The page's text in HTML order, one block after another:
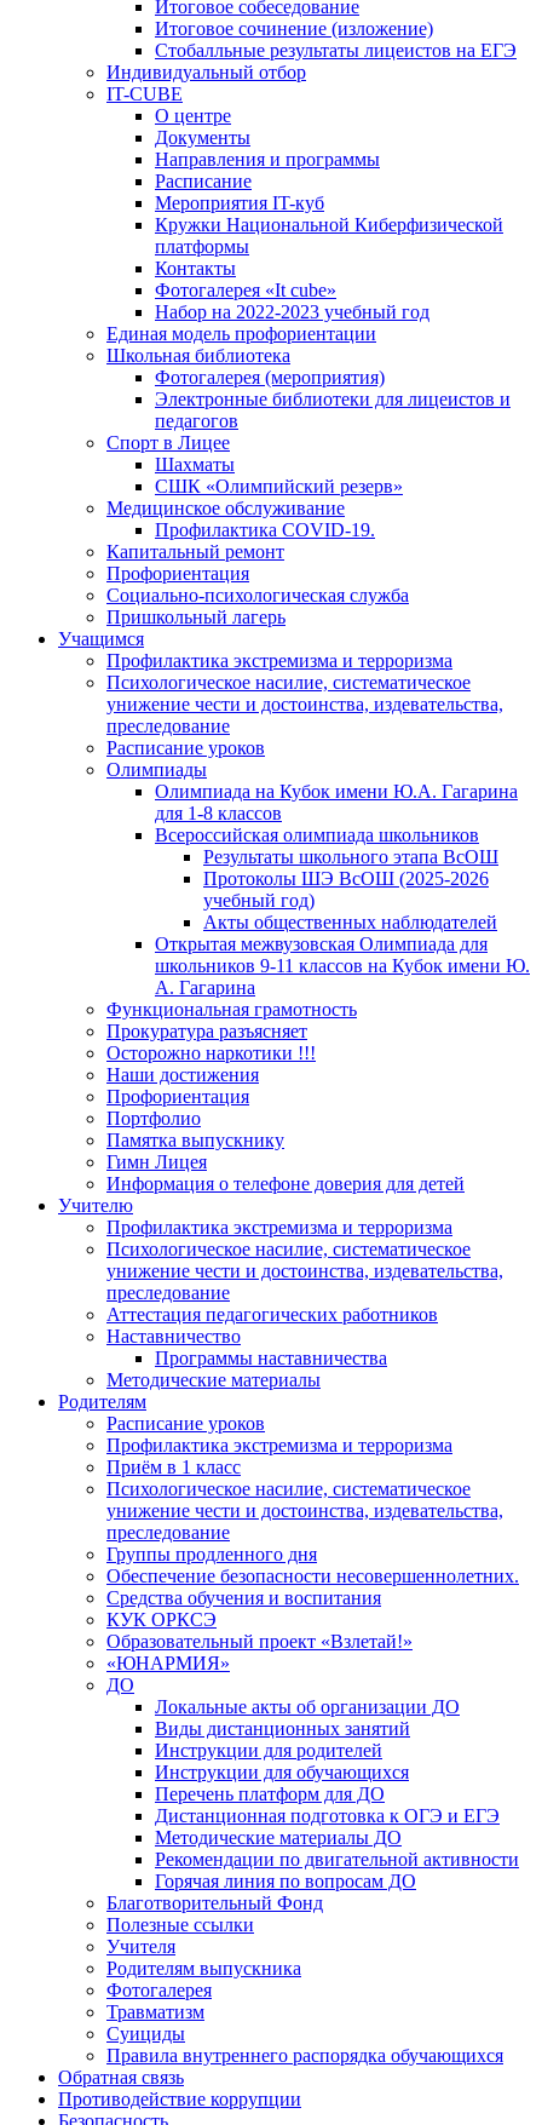
Итоговое собеседование
Итоговое сочинение (изложение)
Стобалльные результаты лицеистов на ЕГЭ
Индивидуальный отбор
IT-CUBE
О центре
Документы
Направления и программы
Расписание
Мероприятия IT-куб
Кружки Национальной Киберфизической
платформы
Контакты
Фотогалерея «It cube»
Набор на 2022-2023 учебный год
Единая модель профориентации
Школьная библиотека
Фотогалерея (мероприятия)
Электронные библиотеки для лицеистов и
педагогов
Спорт в Лицее
Шахматы
СШК «Олимпийский резерв»
Медицинское обслуживание
Профилактика COVID-19.
Капитальный ремонт
Профориентация
Социально-психологическая служба
Пришкольный лагерь
Учащимся
Профилактика экстремизма и терроризма
Психологическое насилие, систематическое
унижение чести и достоинства, издевательства,
преследование
Расписание уроков
Олимпиады
Олимпиада на Кубок имени Ю.А. Гагарина
для 1-8 классов
Всероссийская олимпиада школьников
Результаты школьного этапа ВсОШ
Протоколы ШЭ ВсОШ (2025-2026
учебный год)
Акты общественных наблюдателей
Открытая межвузовская Олимпиада для
школьников 9-11 классов на Кубок имени Ю.
А. Гагарина
Функциональная грамотность
Прокуратура разъясняет
Осторожно наркотики !!!
Наши достижения
Профориентация
Портфолио
Памятка выпускнику
Гимн Лицея
Информация о телефоне доверия для детей
Учителю
Профилактика экстремизма и терроризма
Психологическое насилие, систематическое
унижение чести и достоинства, издевательства,
преследование
Аттестация педагогических работников
Наставничество
Программы наставничества
Методические материалы
Родителям
Расписание уроков
Профилактика экстремизма и терроризма
Приём в 1 класс
Психологическое насилие, систематическое
унижение чести и достоинства, издевательства,
преследование
Группы продленного дня
Обеспечение безопасности несовершеннолетних.
Средства обучения и воспитания
КУК ОРКСЭ
Образовательный проект «Взлетай!»
«ЮНАРМИЯ»
ДО
Локальные акты об организации ДО
Виды дистанционных занятий
Инструкции для родителей
Инструкции для обучающихся
Перечень платформ для ДО
Дистанционная подготовка к ОГЭ и ЕГЭ
Методические материалы ДО
Рекомендации по двигательной активности
Горячая линия по вопросам ДО
Благотворительный Фонд
Полезные ссылки
Учителя
Родителям выпускника
Фотогалерея
Травматизм
Суициды
Правила внутреннего распорядка обучающихся
Обратная связь
Противодействие коррупции